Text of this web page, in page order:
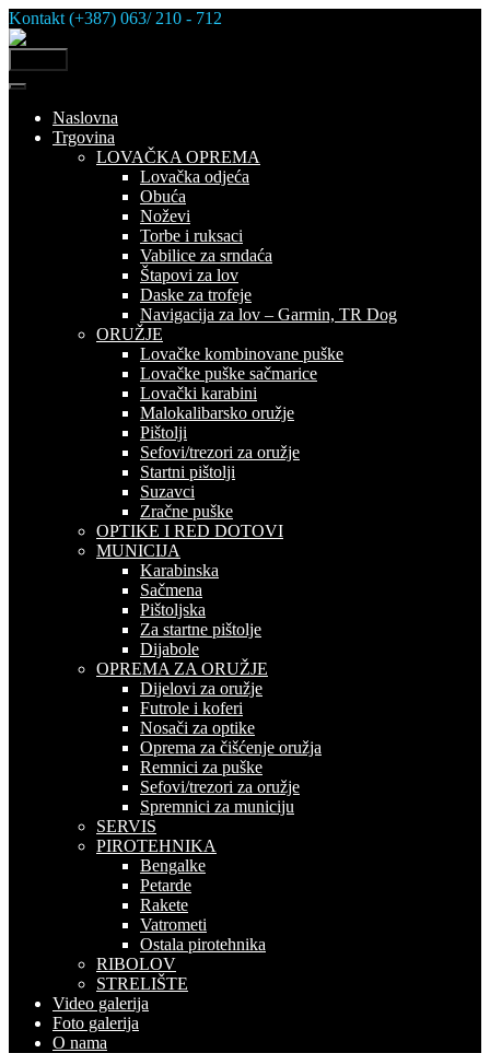
Skip
to
content
Kontakt (+387) 063/ 210 - 712
Naslovna
Trgovina
LOVAČKA OPREMA
Lovačka odjeća
Obuća
Noževi
Torbe i ruksaci
Vabilice za srndaća
Štapovi za lov
Daske za trofeje
Navigacija za lov – Garmin, TR Dog
ORUŽJE
Lovačke kombinovane puške
Lovačke puške sačmarice
Lovački karabini
Malokalibarsko oružje
Pištolji
Sefovi/trezori za oružje
Startni pištolji
Suzavci
Zračne puške
OPTIKE I RED DOTOVI
MUNICIJA
Karabinska
Sačmena
Pištoljska
Za startne pištolje
Dijabole
OPREMA ZA ORUŽJE
Dijelovi za oružje
Futrole i koferi
Nosači za optike
Oprema za čišćenje oružja
Remnici za puške
Sefovi/trezori za oružje
Spremnici za municiju
SERVIS
PIROTEHNIKA
Bengalke
Petarde
Rakete
Vatrometi
Ostala pirotehnika
RIBOLOV
STRELIŠTE
Video galerija
Foto galerija
O nama